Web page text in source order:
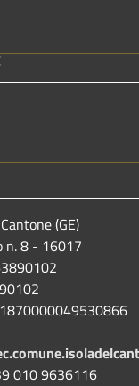
(GE)
n. 8 - 16017
010 9636116